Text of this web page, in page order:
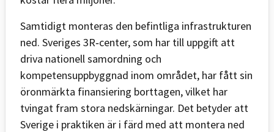
Samtidigt monteras den befintliga infrastrukturen
ned. Sveriges 3R‑center, som har till uppgift att
driva nationell samordning och
kompetensuppbyggnad inom området, har fått sin
öronmärkta finansiering borttagen, vilket har
tvingat fram stora nedskärningar. Det betyder att
Sverige i praktiken är i färd med att montera ned